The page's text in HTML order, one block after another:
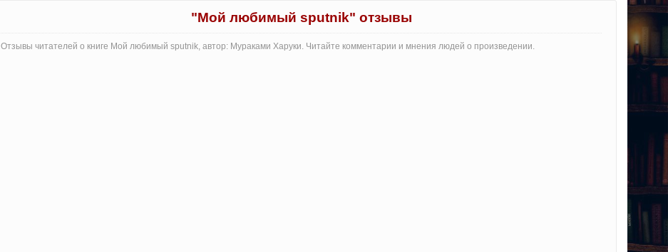
"Мой любимый sputnik" отзывы
Отзывы читателей о книге Мой любимый sputnik, автор: Мураками Харуки. Читайте комментарии и мнения людей о произведении.